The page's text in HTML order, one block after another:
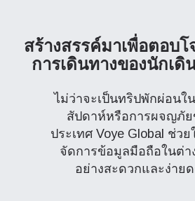
สร้างสรรค์มาเพื่อตอบ
การเดินทางของนักเดิ
ไม่ว่าจะเป็นทริปพักผ่อนใ
สัปดาห์หรือการผจญภั
ประเทศ Voye Global ช่ว
จัดการข้อมูลมือถือในต่า
อย่างสะดวกและง่าย